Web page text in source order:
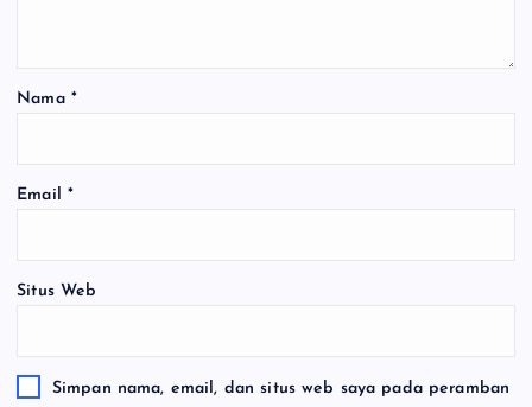
Nama *
Email *
Situs Web
Simpan nama, email, dan situs web saya pada peramban